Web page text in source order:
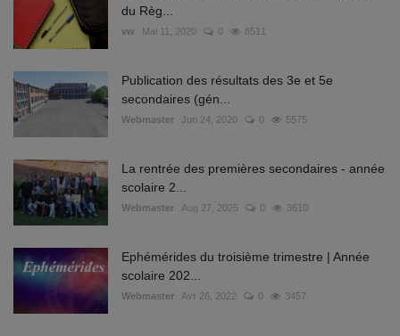
du Règ...
vw Mai 11, 2020 0 8511
Publication des résultats des 3e et 5e
secondaires (gén...
Webmaster Jun 24, 2020 0 5575
La rentrée des premières secondaires - année
scolaire 2...
Webmaster Aug 27, 2025 0 3610
Ephémérides du troisième trimestre | Année
scolaire 202...
Webmaster Avr 26, 2022 0 3457